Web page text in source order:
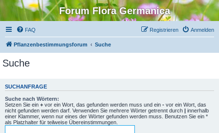
Forum Flora Germanica
FAQ Anmelden
Registrieren
Pflanzenbestimmungsforum Suche
Suche
SUCHANFRAGE
Suche nach Wörtern:
Setzen Sie ein + vor ein Wort, das gefunden werden muss und ein - vor ein Wort, das
nicht gefunden werden darf. Verwenden Sie mehrere Wörter getrennt durch | innerhalb
einer Klammer, wenn nur eines der Wörter gefunden werden muss. Benutzen Sie ein *
als Platzhalter für teilweise Übereinstimmungen.